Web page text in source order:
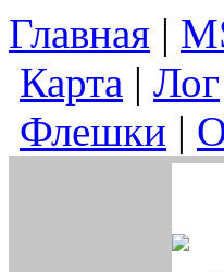
Главная |
Карта | Лог
Флешки |